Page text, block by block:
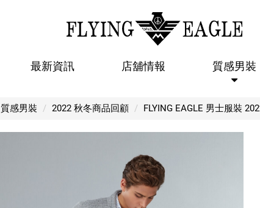
最新資訊 店舖情報 質感男裝
質感男裝 2022 秋冬商品回顧 FLYING EAGLE 男士服裝